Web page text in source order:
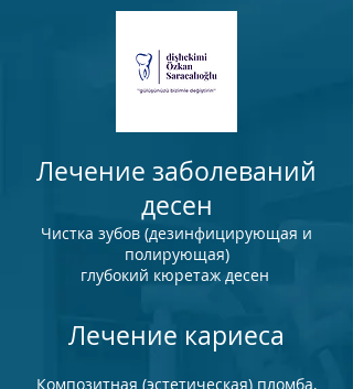
Лечение заболеваний
десен
Чистка зубов (дезинфицирующая и
полирующая)
глубокий кюретаж десен
Лечение кариеса
Композитная (эстетическая) пломба,